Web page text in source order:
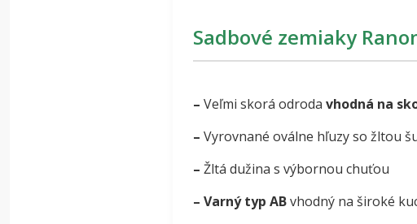
Sadbové zemiaky
– Veľmi skorá odroda vhodná na
– Vyrovnané oválne hľuzy so žltou
– Žltá dužina s výbornou chuťou
– Varný typ ABvhodný na široké